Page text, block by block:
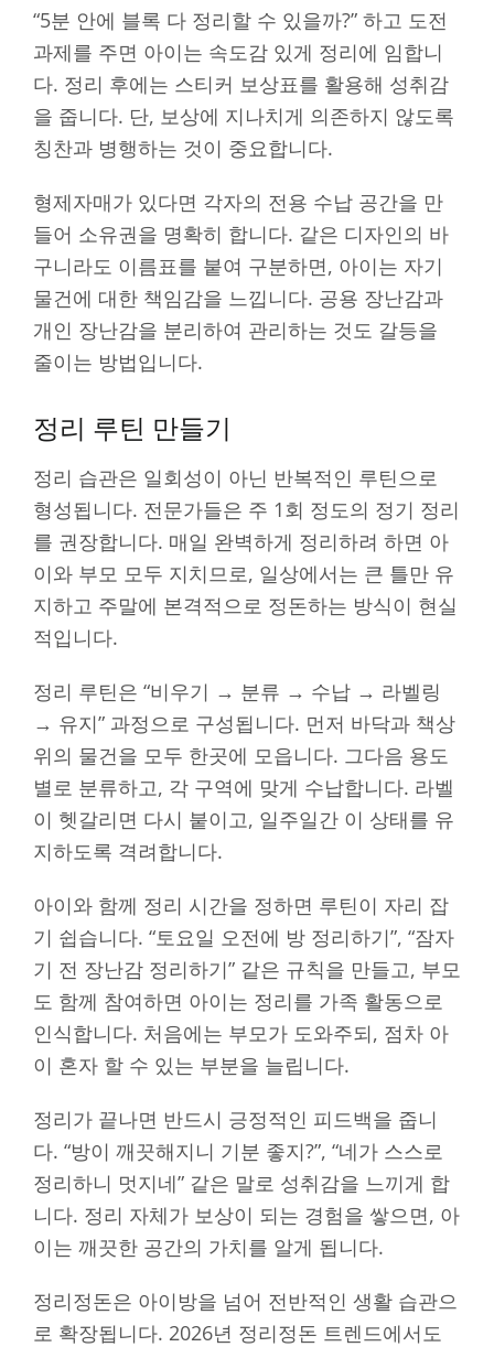
“5분 안에 블록 다 정리할 수 있을까?” 하고 도전
과제를 주면 아이는 속도감 있게 정리에 임합니
다. 정리 후에는 스티커 보상표를 활용해 성취감
을 줍니다. 단, 보상에 지나치게 의존하지 않도록
칭찬과 병행하는 것이 중요합니다.
형제자매가 있다면 각자의 전용 수납 공간을 만
들어 소유권을 명확히 합니다. 같은 디자인의 바
구니라도 이름표를 붙여 구분하면, 아이는 자기
물건에 대한 책임감을 느낍니다. 공용 장난감과
개인 장난감을 분리하여 관리하는 것도 갈등을
줄이는 방법입니다.
정리 루틴 만들기
정리 습관은 일회성이 아닌 반복적인 루틴으로
형성됩니다. 전문가들은 주 1회 정도의 정기 정리
를 권장합니다. 매일 완벽하게 정리하려 하면 아
이와 부모 모두 지치므로, 일상에서는 큰 틀만 유
지하고 주말에 본격적으로 정돈하는 방식이 현실
적입니다.
정리 루틴은 “비우기 → 분류 → 수납 → 라벨링
→ 유지” 과정으로 구성됩니다. 먼저 바닥과 책상
위의 물건을 모두 한곳에 모읍니다. 그다음 용도
별로 분류하고, 각 구역에 맞게 수납합니다. 라벨
이 헷갈리면 다시 붙이고, 일주일간 이 상태를 유
지하도록 격려합니다.
아이와 함께 정리 시간을 정하면 루틴이 자리 잡
기 쉽습니다. “토요일 오전에 방 정리하기”, “잠자
기 전 장난감 정리하기” 같은 규칙을 만들고, 부모
도 함께 참여하면 아이는 정리를 가족 활동으로
인식합니다. 처음에는 부모가 도와주되, 점차 아
이 혼자 할 수 있는 부분을 늘립니다.
정리가 끝나면 반드시 긍정적인 피드백을 줍니
다. “방이 깨끗해지니 기분 좋지?”, “네가 스스로
정리하니 멋지네” 같은 말로 성취감을 느끼게 합
니다. 정리 자체가 보상이 되는 경험을 쌓으면, 아
이는 깨끗한 공간의 가치를 알게 됩니다.
정리정돈은 아이방을 넘어 전반적인 생활 습관으
로 확장됩니다. 2026년 정리정돈 트렌드에서도